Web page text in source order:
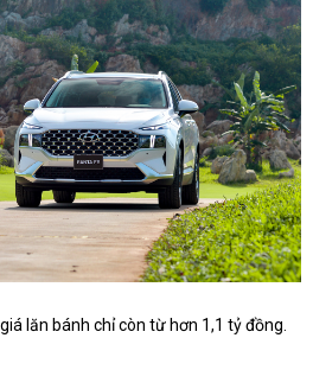
lăn bánh chỉ còn từ hơn 1,1 tỷ đồng.